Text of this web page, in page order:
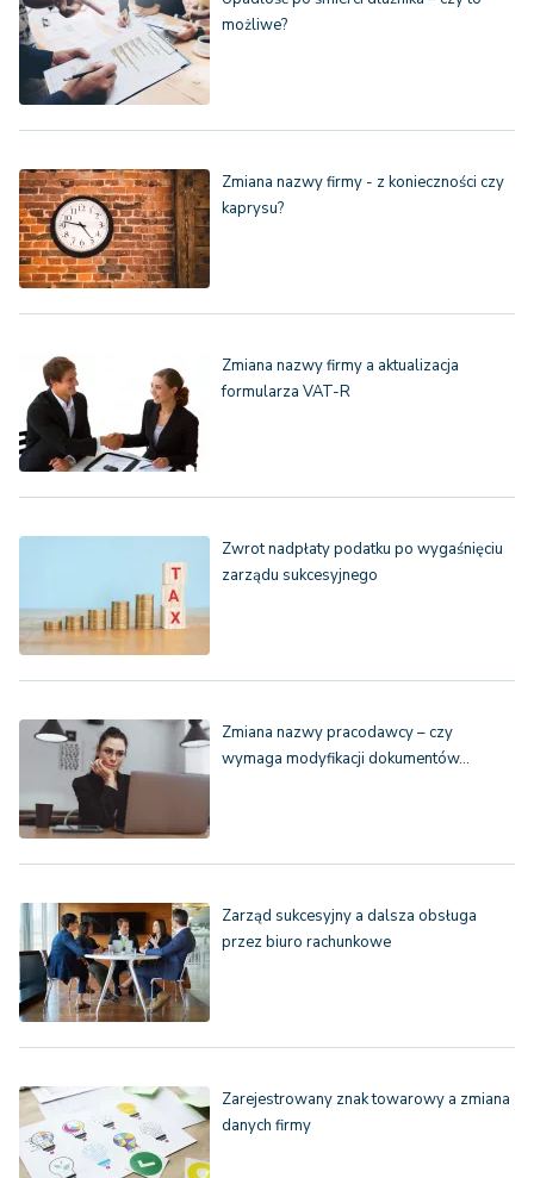
możliwe?
Zmiana nazwy firmy - z konieczności czy
kaprysu?
Zmiana nazwy firmy a aktualizacja
formularza VAT-R
Zwrot nadpłaty podatku po wygaśnięciu
zarządu sukcesyjnego
Zmiana nazwy pracodawcy – czy
wymaga modyfikacji dokumentów…
Zarząd sukcesyjny a dalsza obsługa
przez biuro rachunkowe
Zarejestrowany znak towarowy a zmiana
danych firmy